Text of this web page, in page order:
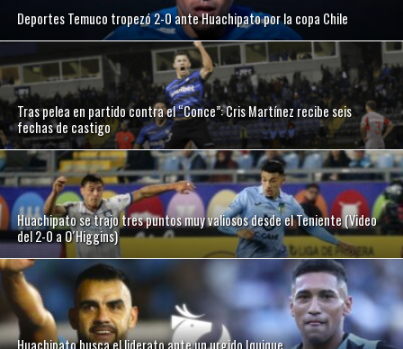
Deportes Temuco tropezó 2-0 ante Huachipato por la copa Chile
Tras pelea en partido contra el “Conce”: Cris Martínez recibe seis
fechas de castigo
Huachipato se trajo tres puntos muy valiosos desde el Teniente (Video
del 2-0 a O´Higgins)
Huachipato busca el liderato ante un urgido Iquique